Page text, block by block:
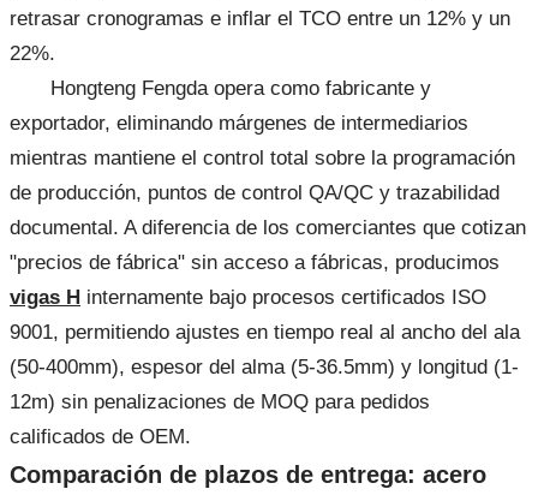
retrasar cronogramas e inflar el TCO entre un 12% y un
22%.
Hongteng Fengda opera como fabricante y
exportador, eliminando márgenes de intermediarios
mientras mantiene el control total sobre la programación
de producción, puntos de control QA/QC y trazabilidad
documental. A diferencia de los comerciantes que cotizan
"precios de fábrica" sin acceso a fábricas, producimos
vigas H internamente bajo procesos certificados ISO
9001, permitiendo ajustes en tiempo real al ancho del ala
(50-400mm), espesor del alma (5-36.5mm) y longitud (1-
12m) sin penalizaciones de MOQ para pedidos
calificados de OEM.
Comparación de plazos de entrega: acero